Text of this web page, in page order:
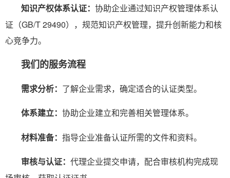
知识产权体系认证： 协助企业通过知识产权管理体系认
证（GB/T 29490），规范知识产权管理，提升创新能力和核
心竞争力。
我们的服务流程
需求分析： 了解企业需求，确定适合的认证类型。
体系建立： 协助企业建立和完善相关管理体系。
材料准备： 指导企业准备认证所需的文件和资料。
审核与认证： 代理企业提交申请，配合审核机构完成现